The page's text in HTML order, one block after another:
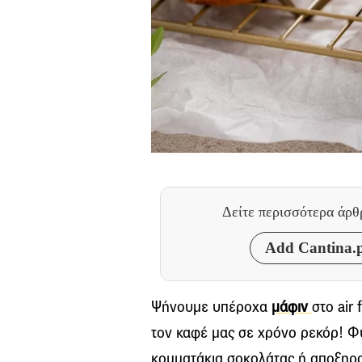
Δείτε περισσότερα
Add
Ψήνουμε υπέροχα μάφινστο air
τον καφέ μας σε χρόνο ρεκόρ!